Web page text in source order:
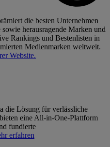
die besten Unternehmen
herausragende Marken und
Rankings und Bestenlisten in
Medienmarken weltweit.
Website.
die Lösung für verlässliche
eine All-in-One-Plattform
fundierte
erfahren